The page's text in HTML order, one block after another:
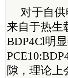
对于自
来自于热生
BDP4Cl明
隙，理论上